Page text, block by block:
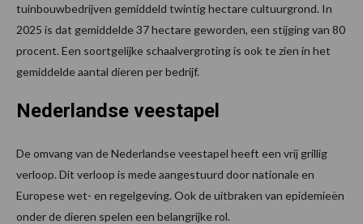
tuinbouwbedrijven gemiddeld twintig hectare cultuurgrond. In
2025 is dat gemiddelde 37 hectare geworden, een stijging van 80
procent. Een soortgelijke schaalvergroting is ook te zien in het
gemiddelde aantal dieren per bedrijf.
Nederlandse veestapel
De omvang van de Nederlandse veestapel heeft een vrij grillig
verloop. Dit verloop is mede aangestuurd door nationale en
Europese wet- en regelgeving. Ook de uitbraken van epidemieën
onder de dieren spelen een belangrijke rol.